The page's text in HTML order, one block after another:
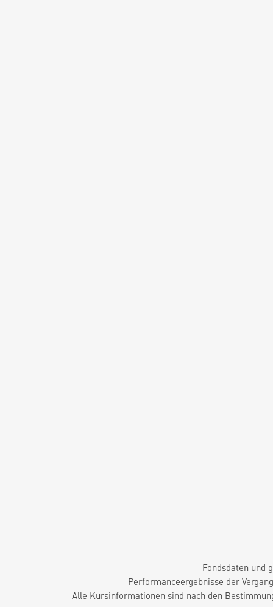
Fondsdaten und
Performanceergebnisse der
Alle Kursinformationen sind nach den